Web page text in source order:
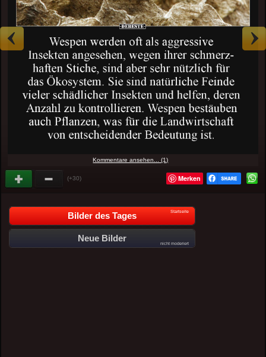
Kommentare ansehen... (1)
(+30) Merken
Bilder des Tages Startseite
Neue Bilder
nicht moderiert